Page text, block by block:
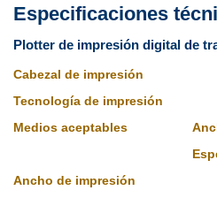
Especificaciones
Plotter de impresión digital de
Cabezal de impresión
Tecnología de impresión
Medios aceptables
Ancho de impresión